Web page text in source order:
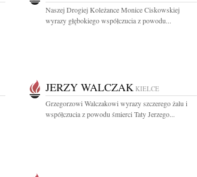
Naszej Drogiej Koleżance Monice Ciskowskiej
wyrazy głębokiego współczucia z powodu...
JERZY WALCZAK KIELCE
Grzegorzowi Walczakowi wyrazy szczerego żalu i
współczucia z powodu śmierci Taty Jerzego...